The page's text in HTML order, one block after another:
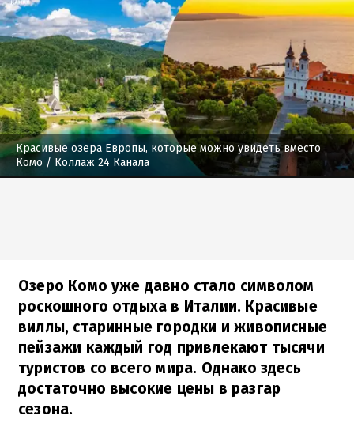
Красивые озера Европы, которые можно увидеть вместо
Комо / Коллаж 24 Канала
Озеро Комо уже давно стало символом
роскошного отдыха в Италии. Красивые
виллы, старинные городки и живописные
пейзажи каждый год привлекают тысячи
туристов со всего мира. Однако здесь
достаточно высокие цены в разгар
сезона.